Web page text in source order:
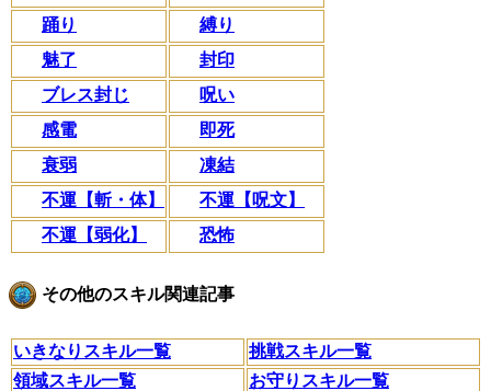
踊り
縛り
魅了
封印
ブレス封じ
呪い
感電
即死
衰弱
凍結
不運【斬・体】
不運【呪文】
不運【弱化】
恐怖
その他のスキル関連記事
いきなりスキル一覧
挑戦スキル一覧
領域スキル一覧
お守りスキル一覧